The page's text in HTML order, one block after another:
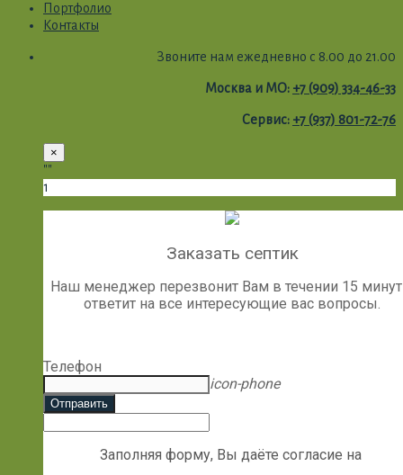
Портфолио
Контакты
Звоните нам ежедневно с 8.00 до 21.00
Москва и МО: +7 (909) 334-46-33
Сервис: +7 (937) 801-72-76
×
""
1
Заказать септик
Наш менеджер перезвонит Вам в течении 15
ответит на все интересующие вас вопросы.
Телефон
icon-phone
Отправить
Заполняя форму, Вы даёте согласие на